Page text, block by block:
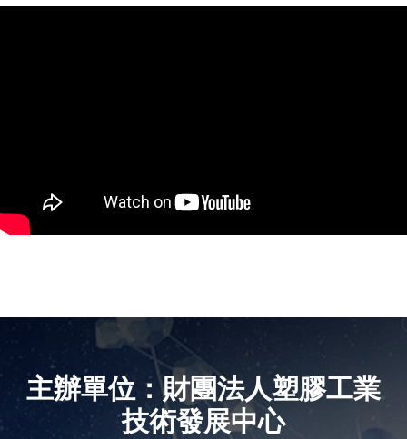
主辦單位：財團法人塑膠工業
技術發展中心